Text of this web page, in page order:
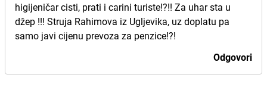
higijeničar cisti, prati i carini turiste!?!! Za uhar sta u
džep !!! Struja Rahimova iz Ugljevika, uz doplatu pa
samo javi cijenu prevoza za penzice!?!
Odgovori